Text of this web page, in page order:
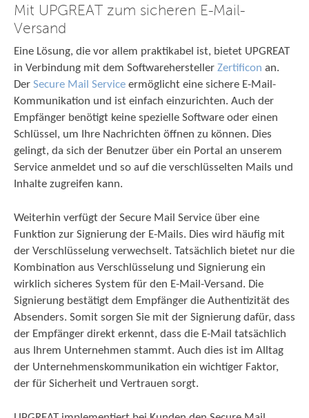
Mit UPGREAT zum sicheren E-Mail-
Versand
Eine Lösung, die vor allem praktikabel ist, bietet UPGREAT
in Verbindung mit dem Softwarehersteller Zertificon an.
Der Secure Mail Service ermöglicht eine sichere E-Mail-
Kommunikation und ist einfach einzurichten. Auch der
Empfänger benötigt keine spezielle Software oder einen
Schlüssel, um Ihre Nachrichten öffnen zu können. Dies
gelingt, da sich der Benutzer über ein Portal an unserem
Service anmeldet und so auf die verschlüsselten Mails und
Inhalte zugreifen kann.
Weiterhin verfügt der Secure Mail Service über eine
Funktion zur Signierung der E-Mails. Dies wird häufig mit
der Verschlüsselung verwechselt. Tatsächlich bietet nur die
Kombination aus Verschlüsselung und Signierung ein
wirklich sicheres System für den E-Mail-Versand. Die
Signierung bestätigt dem Empfänger die Authentizität des
Absenders. Somit sorgen Sie mit der Signierung dafür, dass
der Empfänger direkt erkennt, dass die E-Mail tatsächlich
aus Ihrem Unternehmen stammt. Auch dies ist im Alltag
der Unternehmenskommunikation ein wichtiger Faktor,
der für Sicherheit und Vertrauen sorgt.